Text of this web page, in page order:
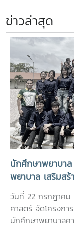
ข่าวล่าสุด
นักศึกษาพยาบา
พยาบาล เสริมส
สถาบัน ภายใต้รา
วันที่ 22 กรกฎาคม
ศาสตร์ จัดโครงกา
นักศึกษาพยาบาลศ